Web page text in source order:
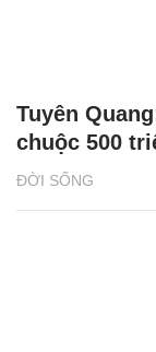
ĐỜI SỐNG
Tuyên
chuộc 500